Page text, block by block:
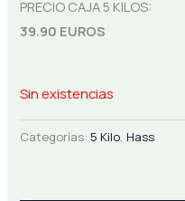
PRECIO CAJA 5 KILOS:
39.90 EUROS
Sin existencias
Categorías:5 Kilo,Hass